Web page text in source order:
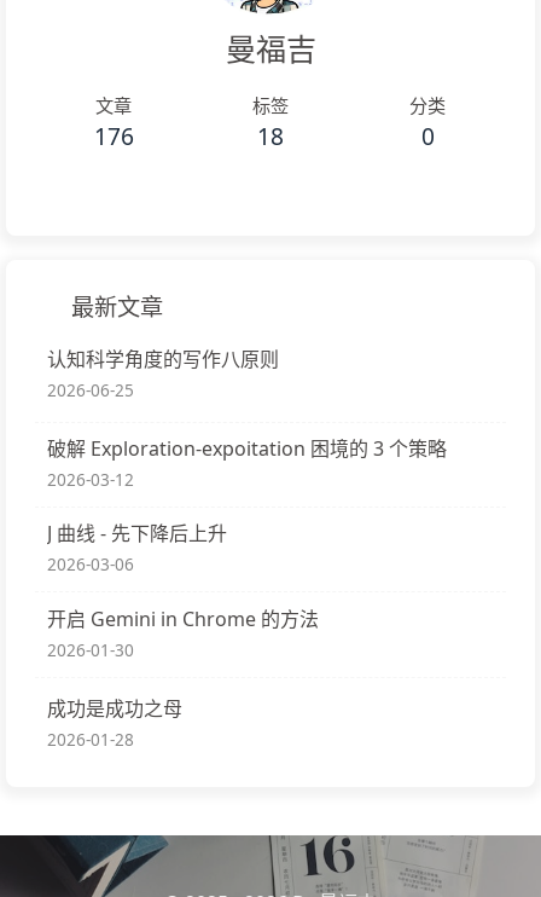
曼福吉
文章
176
标签
18
分类
0
最新文章
认知科学角度的写作八原则
2026-06-25
破解 Exploration-expoitation 困境的 3 个策略
2026-03-12
J 曲线 - 先下降后上升
2026-03-06
开启 Gemini in Chrome 的方法
2026-01-30
成功是成功之母
2026-01-28